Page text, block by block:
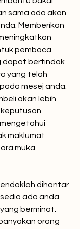
sama ada akan
Memberikan
pembaca
dapat bertindak
yang telah
mesej anda.
akan lebih
maklumat
muka
dihantar
ada anda
berminat.
orang